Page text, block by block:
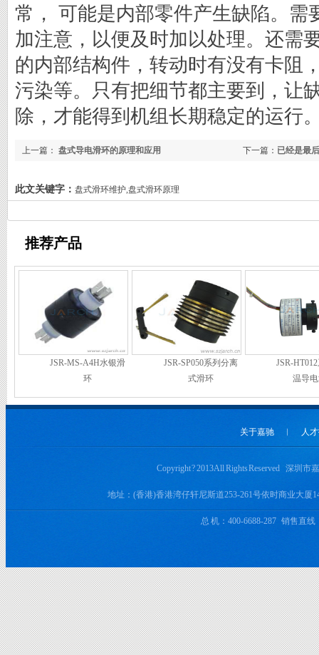
常， 可能是内部零件产生缺陷。需
加注意，以便及时加以处理。还需
的内部结构件，转动时有没有卡阻
污染等。只有把细节都主要到，让
除，才能得到机组长期稳定的运行
下一篇： 已经是最
上一篇： 盘式导电滑环的原理和应用
此文关键字： 盘式滑环维护,盘式滑环原理
推荐产品
JSR-MS-A4H水银滑
环
JSR-SP050系列分离
式滑环
JSR-
温导
关于嘉驰 ︱ 人
Copyright ? 2013 All Rights Reserved 深圳
地址：(香港)香港湾仔轩尼斯道253-261号依时商业大
总 机：400-6688-287 销售直线